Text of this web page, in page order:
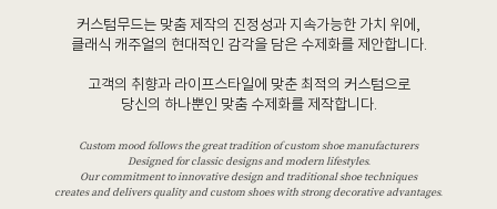
커스텀무드는 맞춤 제작의 진정성과 지속가능한 가치 위에,
클래식 캐주얼의 현대적인 감각을 담은 수제화를 제안합니다.
고객의 취향과 라이프스타일에 맞춘 최적의 커스텀으로
당신의 하나뿐인 맞춤 수제화를 제작합니다.
Custom mood follows the great tradition of custom shoe manufacturers
Designed for classic designs and modern lifestyles.
Our commitment to innovative design and traditional shoe techniques
creates and delivers quality and custom shoes with strong decorative advantages.